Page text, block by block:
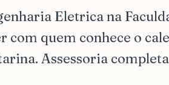
Eletrica na
com quem conhece o
Assessoria